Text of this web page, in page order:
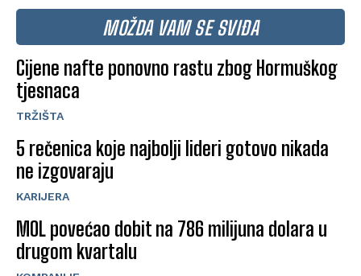
MOŽDA VAM SE SVIĐA
Cijene nafte ponovno rastu zbog Hormuškog
tjesnaca
TRŽIŠTA
5 rečenica koje najbolji lideri gotovo nikada
ne izgovaraju
KARIJERA
MOL povećao dobit na 786 milijuna dolara u
drugom kvartalu